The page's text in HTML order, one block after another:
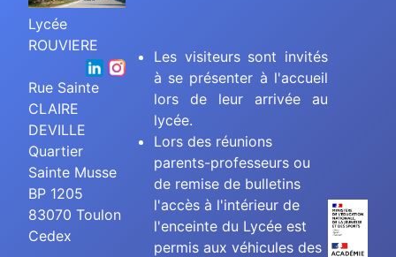
Lycée
ROUVIERE
Rue Sainte
CLAIRE
DEVILLE
Quartier
Sainte Musse
BP 1205
83070 Toulon
Cedex
Les visiteurs sont invités
à se présenter à l'accueil
lors de leur arrivée au
lycée.
Lors des réunions
parents-professeurs ou
de remise de bulletins
l'accès à l'intérieur de
l'enceinte du Lycée est
permis aux véhicules des